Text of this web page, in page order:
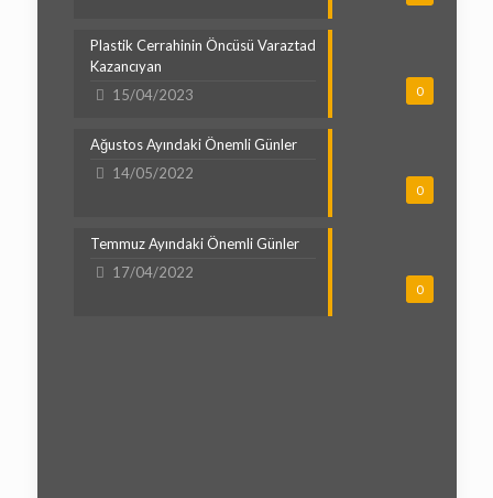
0
Plastik Cerrahinin Öncüsü Varaztad
Kazancıyan
15/04/2023
0
Ağustos Ayındaki Önemli Günler
14/05/2022
0
Temmuz Ayındaki Önemli Günler
17/04/2022